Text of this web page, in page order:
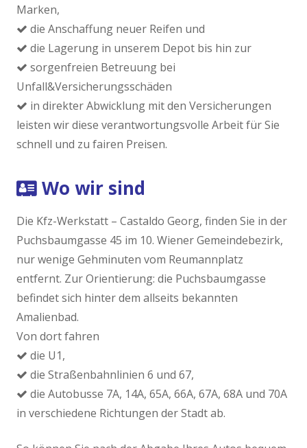
Marken,
die Anschaffung neuer Reifen und
die Lagerung in unserem Depot bis hin zur
sorgenfreien Betreuung bei
Unfall&Versicherungsschäden
in direkter Abwicklung mit den Versicherungen
leisten wir diese verantwortungsvolle Arbeit für Sie
schnell und zu fairen Preisen.
Wo wir sind
Die Kfz-Werkstatt – Castaldo Georg, finden Sie in der
Puchsbaumgasse 45 im 10. Wiener Gemeindebezirk,
nur wenige Gehminuten vom Reumannplatz
entfernt. Zur Orientierung: die Puchsbaumgasse
befindet sich hinter dem allseits bekannten
Amalienbad.
Von dort fahren
die U1,
die Straßenbahnlinien 6 und 67,
die Autobusse 7A, 14A, 65A, 66A, 67A, 68A und 70A
in verschiedene Richtungen der Stadt ab.